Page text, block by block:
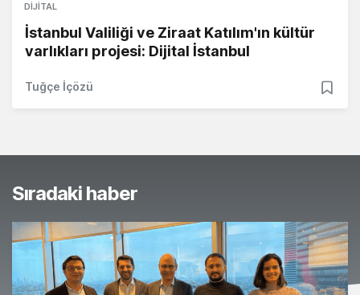
DIJITAL
İstanbul Valiliği ve Ziraat Katılım'ın kültür
varlıkları projesi: Dijital İstanbul
Tuğçe İçözü
Sıradaki haber